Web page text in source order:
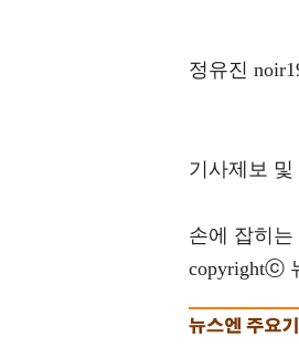
정유진
기사제보 및
손에 잡히는
copyrightⓒ